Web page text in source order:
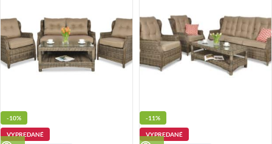
-10%
VYPREDANÉ
-11%
VYPREDANÉ